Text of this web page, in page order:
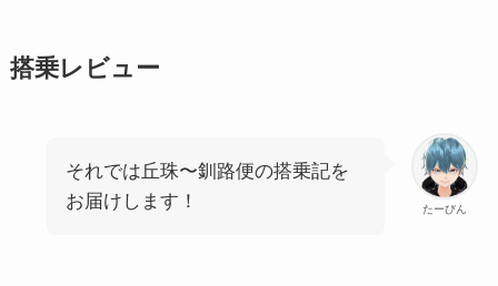
搭乗レビュー
たーびん
それでは丘珠〜釧路便の搭乗記を
お届けします！